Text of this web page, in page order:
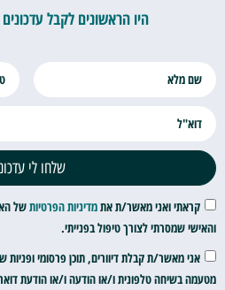
היו הראשונים לקבל
קראתי ואני מאשר/ת אתמדיניות הפרטיותשל
והאישי שמסרתי לצורך טיפול בפנייתי.
אני מאשר/ת קבלת דיוורים, תוכן פרסומי ופניות
מטעמה בשיחה טלפונית ו/או הודעה ו/או הודעת
שלחו לי